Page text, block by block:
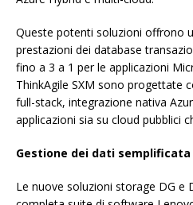
Queste potenti soluzioni offrono
prestazioni dei database
fino a 3 a 1 per le applicazioni
ThinkAgile SXM sono progettate
full-stack, integrazione nativa
applicazioni sia su cloud pubblici
Gestione dei dati semplificata
Le nuove soluzioni storage DG e